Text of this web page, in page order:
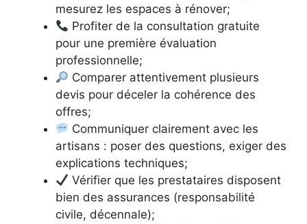
mesurez les espaces à rénover;
Profiter de la consultation gratuite
pour une première évaluation
professionnelle;
Comparer attentivement plusieurs
devis pour déceler la cohérence des
offres;
Communiquer clairement avec les
artisans : poser des questions, exiger des
explications techniques;
Vérifier que les prestataires disposent
bien des assurances (responsabilité
civile, décennale);